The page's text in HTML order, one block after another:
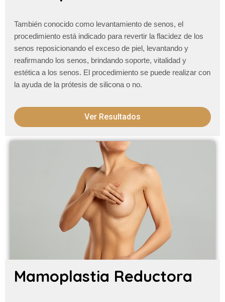
También conocido como levantamiento de senos, el
procedimiento está indicado para revertir la flacidez de los
senos reposicionando el exceso de piel, levantando y
reafirmando los senos, brindando soporte, vitalidad y
estética a los senos. El procedimiento se puede realizar con
la ayuda de la prótesis de silicona o no.
Ver Resultados
Mamoplastia Reductora